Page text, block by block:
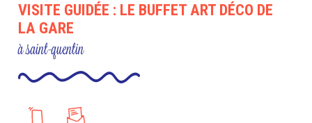
VISITE GUIDÉE : LE BUFFET ART DÉCO DE
LA GARE
à saint-quentin